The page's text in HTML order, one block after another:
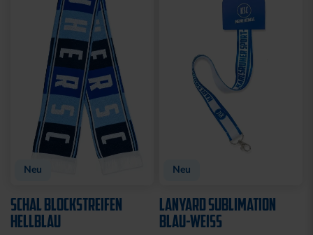
Neu
SCHAL BLOCKSTREIFEN
HELLBLAU
Neu
LANYARD SUBLIMATION
BLAU-WEISS